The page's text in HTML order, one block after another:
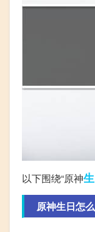
以下围绕“原神
原神生日怎